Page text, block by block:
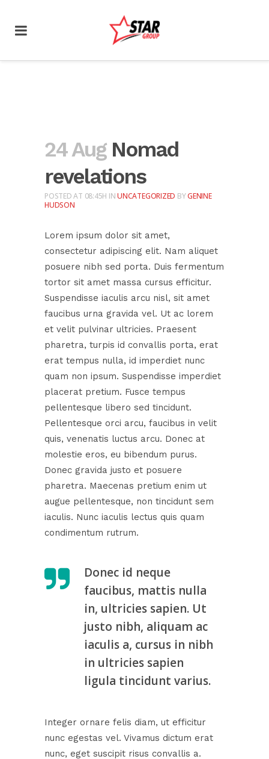
24 AugNomad
revelations
POSTED AT 08:45H INUNCATEGORIZED BYGENINE
HUDSON
Lorem ipsum dolor sit amet,
consectetur adipiscing elit. Nam aliquet
posuere nibh sed porta. Duis fermentum
tortor sit amet massa cursus efficitur.
Suspendisse iaculis arcu nisl, sit amet
faucibus urna gravida vel. Ut ac lorem
et velit pulvinar ultricies. Praesent
pharetra, turpis id convallis porta, erat
erat tempus nulla, id imperdiet nunc
quam non ipsum. Suspendisse imperdiet
placerat pretium. Fusce tempus
pellentesque libero sed tincidunt.
Pellentesque orci arcu, faucibus in velit
quis, venenatis luctus arcu. Donec at
molestie eros, eu bibendum purus.
Donec gravida justo et posuere
pharetra. Maecenas pretium enim ut
augue pellentesque, non tincidunt sem
iaculis. Nunc iaculis lectus quis quam
condimentum rutrum.
Donec id neque
faucibus, mattis nulla
in, ultricies sapien. Ut
justo nibh, aliquam ac
iaculis a, cursus in nibh
in ultricies sapien
ligula tincidunt varius.
Integer ornare felis diam, ut efficitur
nunc egestas vel. Vivamus dictum erat
nunc, eget suscipit risus convallis a.